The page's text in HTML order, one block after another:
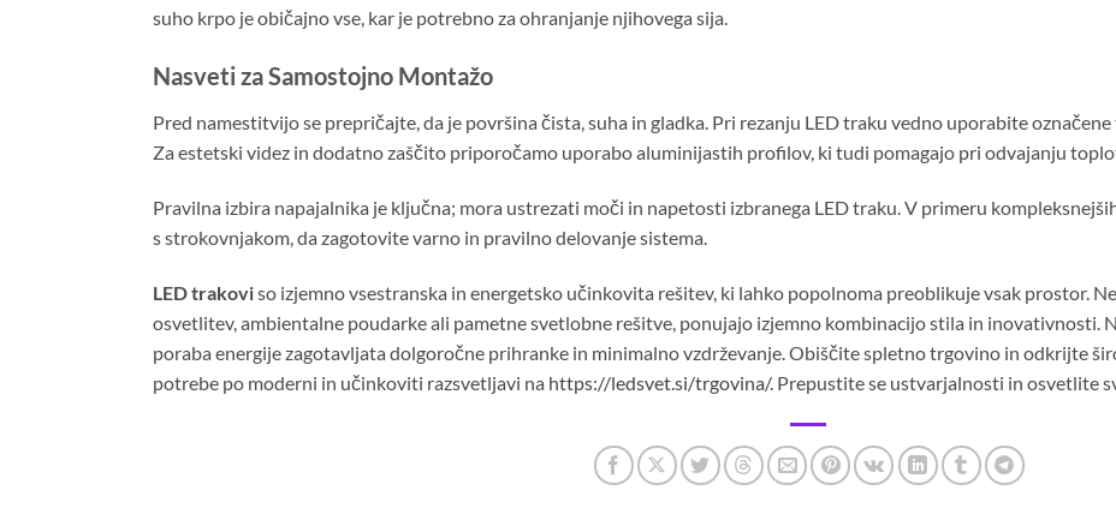
suho krpo je običajno vse, kar je potrebno za ohranjanje njihovega sija.
Nasveti za Samostojno Montažo
Pred namestitvijo se prepričajte, da je površina čista, suha in gladka. Pri rezanju LED traku vedno uporabite
Za estetski videz in dodatno zaščito priporočamo uporabo aluminijastih profilov, ki tudi pomagajo pri odvajanju
Pravilna izbira napajalnika je ključna; mora ustrezati moči in napetosti izbranega LED traku. V primeru
s strokovnjakom, da zagotovite varno in pravilno delovanje sistema.
LED trakoviso izjemno vsestranska in energetsko učinkovita rešitev, ki lahko popolnoma preoblikuje vsak prostor.
osvetlitev, ambientalne poudarke ali pametne svetlobne rešitve, ponujajo izjemno kombinacijo stila in inovativnosti.
poraba energije zagotavljata dolgoročne prihranke in minimalno vzdrževanje. Obiščite spletno trgovino in odkrijte
potrebe po moderni in učinkoviti razsvetljavi na https://ledsvet.si/trgovina/. Prepustite se ustvarjalnosti in osvetlite